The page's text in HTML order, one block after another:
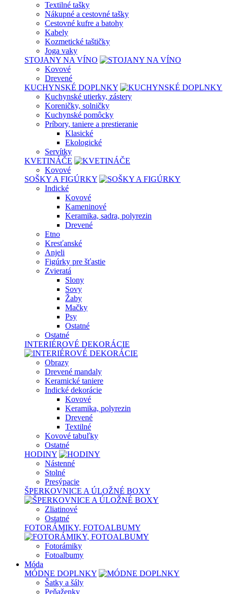
Textilné tašky
Nákupné a cestovné tašky
Cestovné kufre a batohy
Kabely
Kozmetické taštičky
Joga vaky
STOJANY NA VÍNO
Kovové
Drevené
KUCHYNSKÉ DOPLNKY
Kuchynské utierky, zástery
Koreničky, solničky
Kuchynské pomôcky
Príbory, taniere a prestieranie
Klasické
Ekologické
Servítky
KVETINÁČE
Kovové
SOŠKY A FIGÚRKY
Indické
Kovové
Kameninové
Keramika, sadra, polyrezin
Drevené
Etno
Kresťanské
Anjeli
Figúrky pre šťastie
Zvieratá
Slony
Sovy
Žaby
Mačky
Psy
Ostatné
Ostatné
INTERIÉROVÉ DEKORÁCIE
Obrazy
Drevené mandaly
Keramické taniere
Indické dekorácie
Kovové
Keramika, polyrezin
Drevené
Textilné
Kovové tabuľky
Ostatné
HODINY
Nástenné
Stolné
Presýpacie
ŠPERKOVNICE A ÚLOŽNÉ BOXY
Zliatinové
Ostatné
FOTORÁMIKY, FOTOALBUMY
Fotorámiky
Fotoalbumy
Móda
MÓDNE DOPLNKY
Šatky a šály
Peňaženky